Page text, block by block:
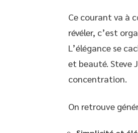
Ce courant va à
révéler, c’est
L’élégance se
et beauté. Steve
concentration.
On retrouve